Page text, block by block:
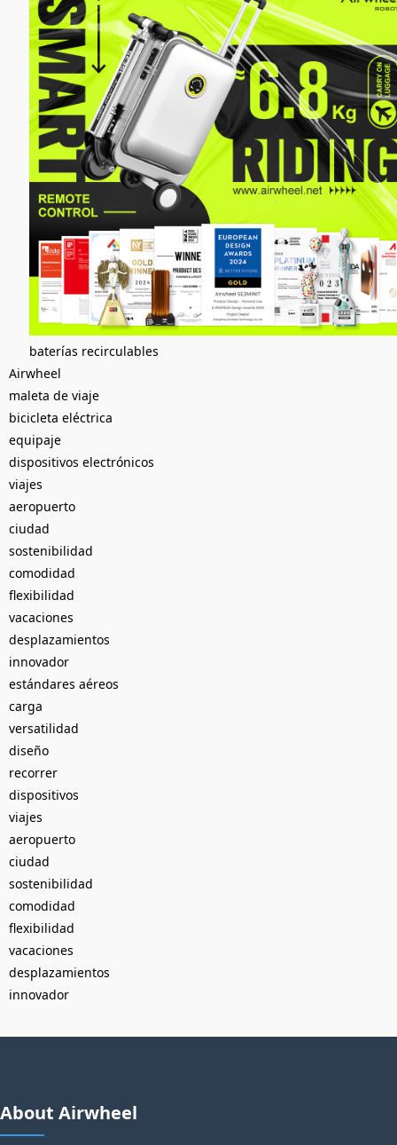
baterías recirculables
Airwheel
maleta de viaje
bicicleta eléctrica
equipaje
dispositivos electrónicos
viajes
aeropuerto
ciudad
sostenibilidad
comodidad
flexibilidad
vacaciones
desplazamientos
innovador
estándares aéreos
carga
versatilidad
diseño
recorrer
dispositivos
viajes
aeropuerto
ciudad
sostenibilidad
comodidad
flexibilidad
vacaciones
desplazamientos
innovador
About Airwheel